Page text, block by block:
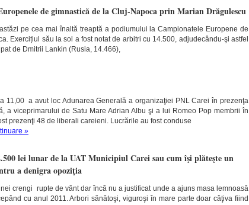
de gimnastică de la Cluj-Napoca prin Marian Drăgulescu
pe cea mai înaltă treaptă a podiumului la Campionatele Europene de
Exercițiul său la sol a fost notat de arbitri cu 14.500, adjudecându-şi astfel
de Dmitrii Lankin (Rusia, 14.466),
11,00 a avut loc Adunarea Generală a organizaţiei PNL Carei în prezenţa
a viceprimarului de Satu Mare Adrian Albu şi a lui Romeo Pop membrii în
prezenţi 48 de liberali careieni. Lucrările au fost conduse
»
lei lunar de la UAT Municipiul Carei sau cum îşi plăteşte un
a denigra opoziţia
crengi rupte de vânt dar încă nu a justificat unde a ajuns masa lemnoasă
cu anul 2011. Arbori sănătoşi, viguroşi în mare parte doar câţiva fiind